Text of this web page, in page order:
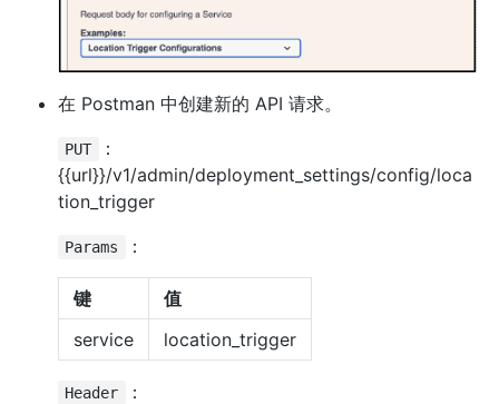
在 Postman 中创建新的 API 请求。
PUT
：
{{url}}/v1/admin/deployment_settings/config/loca
tion_trigger
Params ：
键
值
service
location_trigger
Header ：